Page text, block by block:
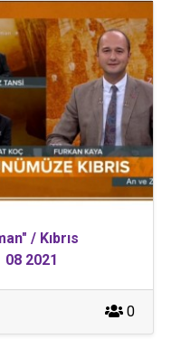
/ Kıbrıs
2021
0